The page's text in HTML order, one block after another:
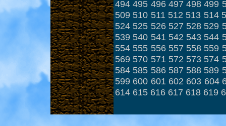
494 495 496 497 498 499
509 510 511 512 513 514
524 525 526 527 528 529
539 540 541 542 543 544
554 555 556 557 558 559
569 570 571 572 573 574
584 585 586 587 588 589
599 600 601 602 603 604
614 615 616 617 618 619